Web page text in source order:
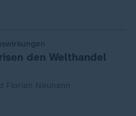
den Welthandel